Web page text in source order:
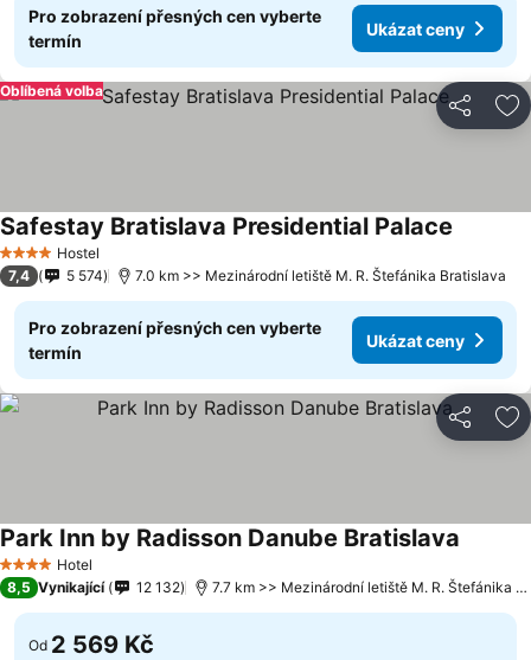
Pro zobrazení přesných cen vyberte
termín
Ukázat ceny
Sdílet
Oblíbená volba
4 Počet hvězdiček
Hostel
Safestay Bratislava Presidential Palace
7,4 5 574 7.0 km >> Mezinárodní letiště M. R. Štefánika Bratislava
Pro zobrazení přesných cen vyberte
termín
Ukázat ceny
Sdílet
4 Počet hvězdiček
Hotel
Park Inn by Radisson Danube Bratislava
8,5 Vynikající 12 132 7.7 km >> Mezinárodní letiště M. R. Štefánika Bratislava
Od 2 569 Kč